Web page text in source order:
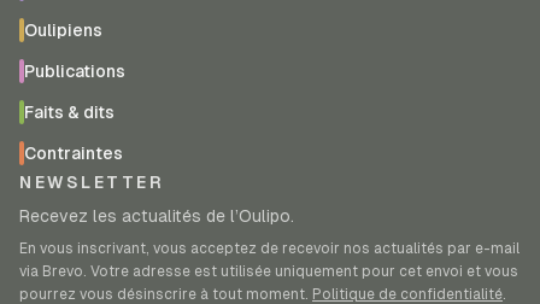
Oulipiens
Publications
Faits & dits
Contraintes
NEWSLETTER
Recevez les actualités de l’Oulipo.
En vous inscrivant, vous acceptez de recevoir nos actualités par e-mail
via Brevo. Votre adresse est utilisée uniquement pour cet envoi et vous
pourrez vous désinscrire à tout moment. Politique de confidentialité.